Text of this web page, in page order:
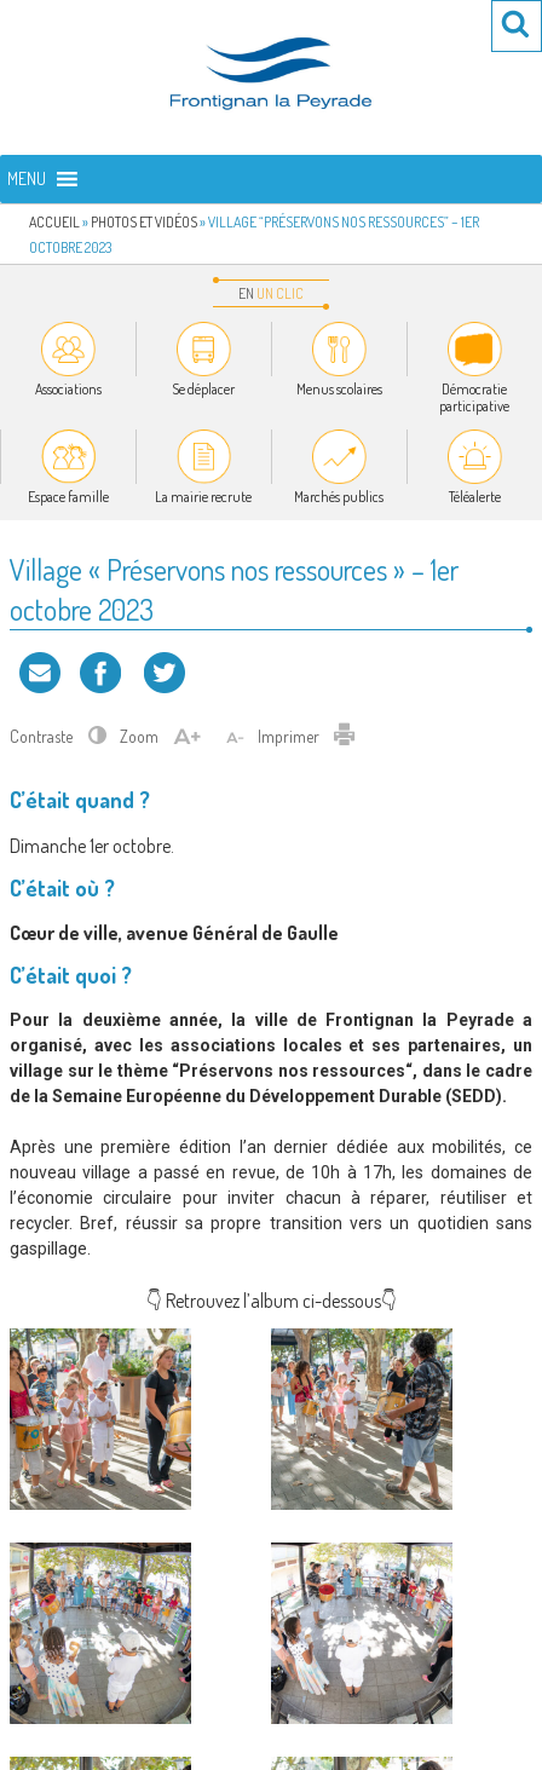
FRONTIGNAN LA PEYRADE
MENU
ACCUEIL » PHOTOS ET VIDÉOS»VILLAGE “PRÉSERVONS NOS RESSOURCES” – 1ER
OCTOBRE 2023
EN UN CLIC
Associations Se déplacer Menus scolaires
Démocratie
participative
Espace famille La mairie recrute Marchés publics Téléalerte
Village « Préservons nos ressources » – 1er
octobre 2023
Contraste Zoom Imprimer
C’était quand ?
Dimanche 1er octobre.
C’était où ?
Cœur de ville, avenue Général de Gaulle
C’était quoi ?
Pour la deuxième année, la ville de Frontignan la Peyrade a
organisé, avec les associations locales et ses partenaires, un
village sur le thème “Préservons nos ressources“, dans le cadre
de la Semaine Européenne du Développement Durable (SEDD).
Après une première édition l’an dernier dédiée aux mobilités, ce
nouveau village a passé en revue, de 10h à 17h, les domaines de
l’économie circulaire pour inviter chacun à réparer, réutiliser et
recycler. Bref, réussir sa propre transition vers un quotidien sans
gaspillage.
👇 Retrouvez l’album ci-dessous👇